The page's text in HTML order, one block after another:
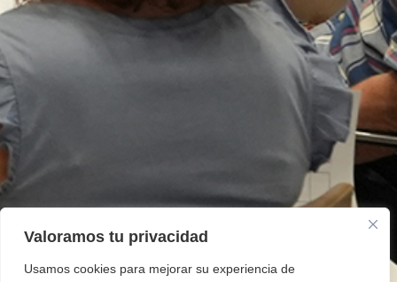
Valoramos tu privacidad
Usamos cookies para mejorar su experiencia de